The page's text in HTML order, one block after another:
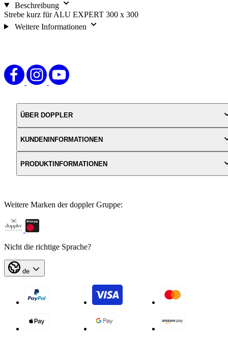
Beschreibung
Strebe kurz für ALU EXPERT 300 x 300
Weitere Informationen
ÜBER DOPPLER
KUNDENINFORMATIONEN
PRODUKTINFORMATIONEN
Weitere Marken der doppler Gruppe:
Nicht die richtige Sprache?
de